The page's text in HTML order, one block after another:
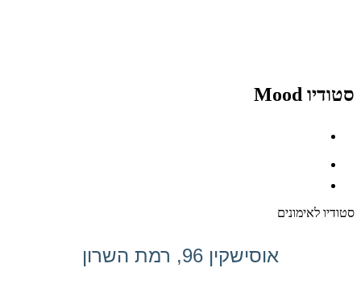
סטודיו Mood
סטודיו לאימונים
אוסישקין 96, רמת השרון